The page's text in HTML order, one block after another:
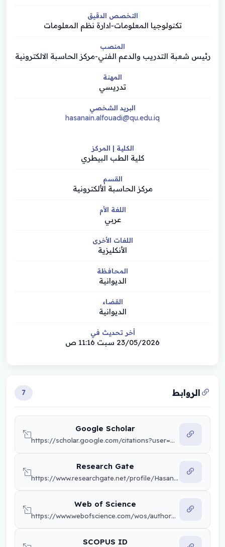
التخصص الدقيق
تكنولوجيا المعلومات-ادارة نظم المعلومات
المنصب
رئيس شعبة التدريب والدعم الفني-مركز الحاسبة الالكترونية
المهنة
تدريسي
البريد الشخصي
hasanain.alfouadi@qu.edu.iq
الكلية | المركز
كلية الطب البيطري
القسم
مركز الحاسبة الألكترونية
اللغة الأم
عربي
اللغات الأخرى
الأنكليزية
المحافظة
الديوانية
القضاء
الديوانية
أخر تحديث في
23/05/2026 سبت 11:16 ص
الروابط 7
Google Scholar
https://scholar.google.com/citations?user=wlW_qXAAAAAJ&hl=en
Research Gate
https://www.researchgate.net/profile/Hasanain-Alfouadi
Web of Science
https://www.webofscience.com/wos/author/record/x
SCOPUS ID